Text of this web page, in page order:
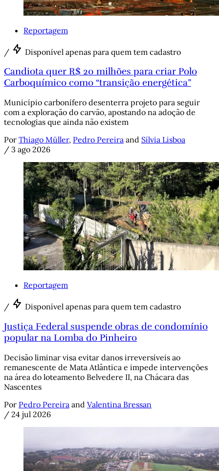
Reportagem
/ Disponível apenas para quem tem cadastro
Candiota quer R$ 20 milhões para criar Polo
Carboquímico como “transição energética”
Município carbonífero desenterra projeto para seguir
com a exploração do carvão, apostando na adoção de
tecnologias que ainda não existem
Por Thiago Müller, Pedro Pereira and Sílvia Lisboa
/ 3 ago 2026
Reportagem
/ Disponível apenas para quem tem cadastro
Justiça Federal suspende obras de condomínio
popular na Lomba do Pinheiro
Decisão liminar visa evitar danos irreversíveis ao
remanescente de Mata Atlântica e impede intervenções
na área do loteamento Belvedere II, na Chácara das
Nascentes
Por Pedro Pereira and Valentina Bressan
/ 24 jul 2026